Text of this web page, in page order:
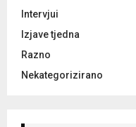
Intervjui
Izjave tjedna
Razno
Nekategorizirano